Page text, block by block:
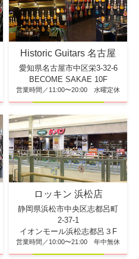
Historic Guitars 名古屋
愛知県名古屋市中区栄3-32-6
BECOME SAKAE 10F
営業時間／11:00〜20:00 水曜定休
ロッキン 浜松店
静岡県浜松市中央区志都呂町
2-37-1
イオンモール浜松志都呂３F
営業時間／10:00〜21:00 年中無休